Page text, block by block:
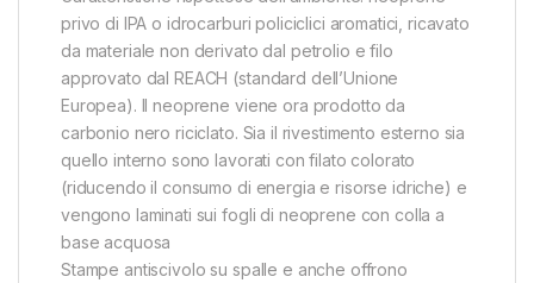
privo di IPA o idrocarburi policiclici aromatici, ricavato
da materiale non derivato dal petrolio e filo
approvato dal REACH (standard dell’Unione
Europea). Il neoprene viene ora prodotto da
carbonio nero riciclato. Sia il rivestimento esterno sia
quello interno sono lavorati con filato colorato
(riducendo il consumo di energia e risorse idriche) e
vengono laminati sui fogli di neoprene con colla a
base acquosa
Stampe antiscivolo su spalle e anche offrono